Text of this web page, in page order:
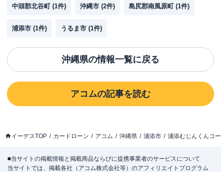
中頭郡北谷町 (1件) 沖縄市 (2件) 島尻郡南風原町 (1件)
浦添市 (1件) うるま市 (1件)
沖縄県の情報一覧に戻る
アコムの記事を読む
イーデスTOP カードローン アコム 沖縄県 浦添市 浦添むじんくんコ
■当サイトの掲載情報と掲載商品ならびに提携事業者のサービスについて
当サイトでは、掲載各社（アコム株式会社等）のアフィリエイトプログラム